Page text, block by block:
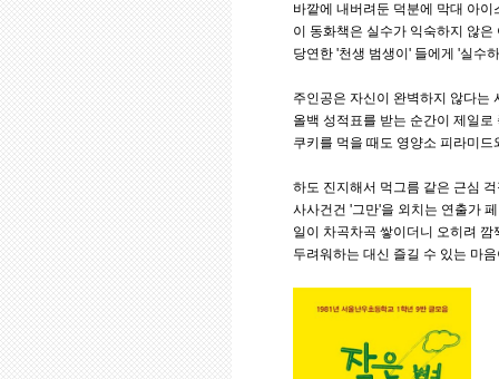
바깥에 내버려둔 덕분에 막대 아
이 동화책은 실수가 익숙하지 않
당연한 '천생 범생이' 들에게 '실수
주인공은 자신이 완벽하지 않다는
올백 성적표를 받는 순간이 제일
쿠키를 먹을 때도 영양소 피라미
하도 진지해서 먹그름 같은 근심
사사건건 '그만'을 외치는 연출가
일이 차곡차곡 쌓이더니 오히려
두려워하는 대신 즐길 수 있는 마